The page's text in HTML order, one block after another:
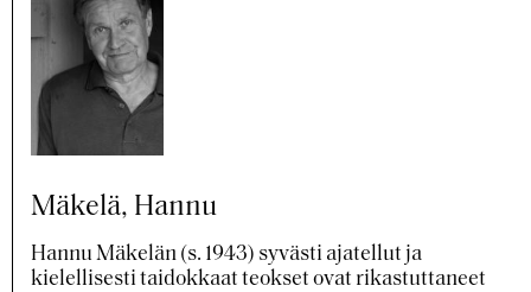
Mäkelä, Hannu
Hannu Mäkelän (s. 1943) syvästi ajatellut ja
kielellisesti taidokkaat teokset ovat rikastuttaneet